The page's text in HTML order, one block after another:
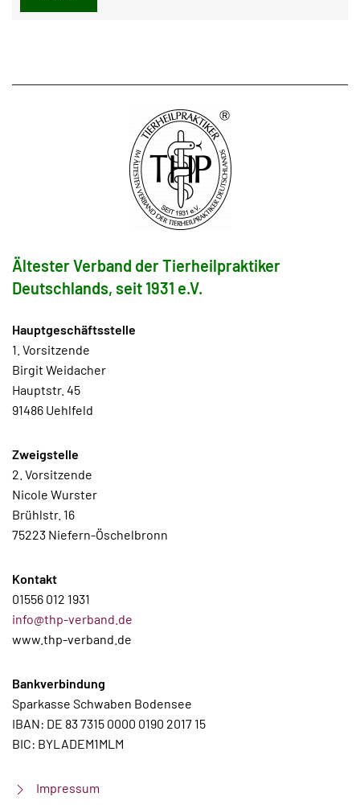
Ältester Verband der Tierheilpraktiker
Deutschlands, seit 1931 e.V.
Hauptgeschäftsstelle
1. Vorsitzende
Birgit Weidacher
Hauptstr. 45
91486 Uehlfeld
Zweigstelle
2. Vorsitzende
Nicole Wurster
Brühlstr. 16
75223 Niefern-Öschelbronn
Kontakt
01556 012 1931
info@thp-verband.de
www.thp-verband.de
Bankverbindung
Sparkasse Schwaben Bodensee
IBAN: DE 83 7315 0000 0190 2017 15
BIC: BYLADEM1MLM
Impressum